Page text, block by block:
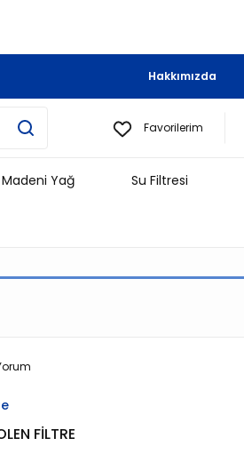
Hakkımızda
Favorilerim
Madeni Yağ Su Filtresi
FİLTRE